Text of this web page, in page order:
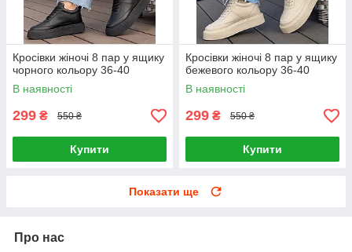
Кросівки жіночі 8 пар у ящику
чорного кольору 36-40
В наявності
299 ₴ 550 ₴
Купити
Кросівки жіночі 8 пар у ящику
бежевого кольору 36-40
В наявності
299 ₴ 550 ₴
Купити
Показати ще
Про нас